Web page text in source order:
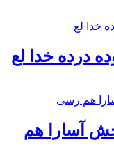
درده خدا لع
آسارا هم